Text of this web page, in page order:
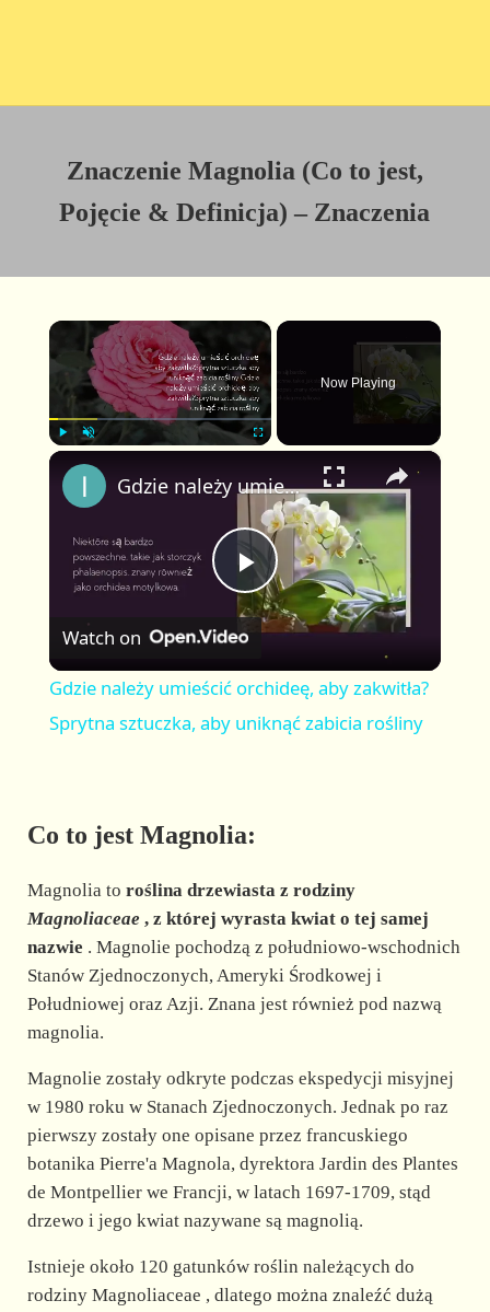
Znaczenie Magnolia (Co to jest,
Pojęcie & Definicja) – Znaczenia
×
l
m
t
e
u
l
c
r
n
Now Playing
×
P
a
V
i
d
o
Gdzie należy umieścić orchideę, aby zakwitła? Sprytna sztuczka, aby uniknąć zabicia rośliny
Watch on
Gdzie należy umieścić orchideę, aby zakwitła?
Sprytna sztuczka, aby uniknąć zabicia rośliny
Co to jest Magnolia:
Magnolia to roślina drzewiasta z rodziny
Magnoliaceae , z której wyrasta kwiat o tej samej
nazwie . Magnolie pochodzą z południowo-wschodnich
Stanów Zjednoczonych, Ameryki Środkowej i
Południowej oraz Azji. Znana jest również pod nazwą
magnolia.
Magnolie zostały odkryte podczas ekspedycji misyjnej
w 1980 roku w Stanach Zjednoczonych. Jednak po raz
pierwszy zostały one opisane przez francuskiego
botanika Pierre'a Magnola, dyrektora Jardin des Plantes
de Montpellier we Francji, w latach 1697-1709, stąd
drzewo i jego kwiat nazywane są magnolią.
Istnieje około 120 gatunków roślin należących do
rodziny Magnoliaceae , dlatego można znaleźć dużą